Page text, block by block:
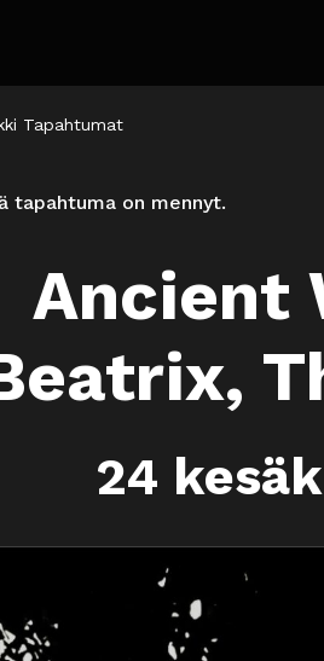
Tapahtumat
tapahtuma on mennyt.
Ancient
24